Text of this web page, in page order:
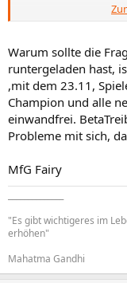
Warum sollte die
runtergeladen hast,
,mit dem 23.11,
Champion und alle
einwandfrei.
Probleme mit sich,
MfG Fairy
"Es gibt wichtigeres im
erhöhen"
Mahatma Gandhi